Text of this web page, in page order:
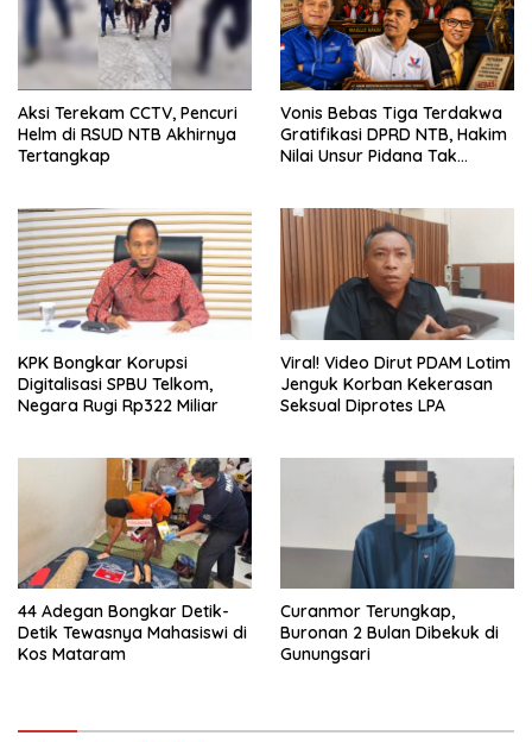
Aksi Terekam CCTV, Pencuri
Helm di RSUD NTB Akhirnya
Tertangkap
Vonis Bebas Tiga Terdakwa
Gratifikasi DPRD NTB, Hakim
Nilai Unsur Pidana Tak
KPK Bongkar Korupsi
Digitalisasi SPBU Telkom,
Negara Rugi Rp322 Miliar
Viral! Video Dirut PDAM Lotim
Jenguk Korban Kekerasan
Seksual Diprotes LPA
44 Adegan Bongkar Detik-
Detik Tewasnya Mahasiswi di
Kos Mataram
Curanmor Terungkap,
Buronan 2 Bulan Dibekuk di
Gunungsari